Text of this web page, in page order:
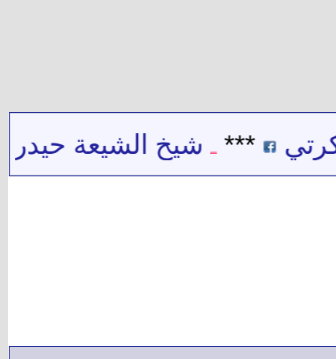
*** شيخ الشيعة حيدر حب